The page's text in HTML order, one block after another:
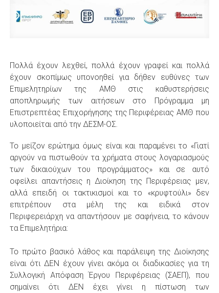
Πολλά έχουν λεχθεί, πολλά έχουν γραφεί και πολλά
έχουν σκοπίμως υπονοηθεί για δήθεν ευθύνες των
Επιμελητηρίων της ΑΜΘ στις καθυστερήσεις
αποπληρωμής των αιτήσεων στο Πρόγραμμα μη
Επιστρεπτέας Επιχορήγησης της Περιφέρειας ΑΜΘ που
υλοποιείται από την ΔΕΣΜ-ΟΣ.
Το μείζον ερώτημα όμως είναι και παραμένει το «Γιατί
αργούν να πιστωθούν τα χρήματα στους λογαριασμούς
των δικαιούχων του προγράμματος» και σε αυτό
οφείλει απαντήσεις η Διοίκηση της Περιφέρειας μεν,
αλλά επειδή οι τακτικισμοί και το «κρυφτούλι» δεν
επιτρέπουν στα μέλη της και ειδικά στον
Περιφερειάρχη να απαντήσουν με σαφήνεια, το κάνουν
τα Επιμελητήρια:
Το πρώτο βασικό λάθος και παράλειψη της Διοίκησης
είναι ότι ΔΕΝ έχουν γίνει ακόμα οι διαδικασίες για τη
Συλλογική Απόφαση Έργου Περιφέρειας (ΣΑΕΠ), που
σημαίνει ότι ΔΕΝ έχει γίνει η πίστωση των